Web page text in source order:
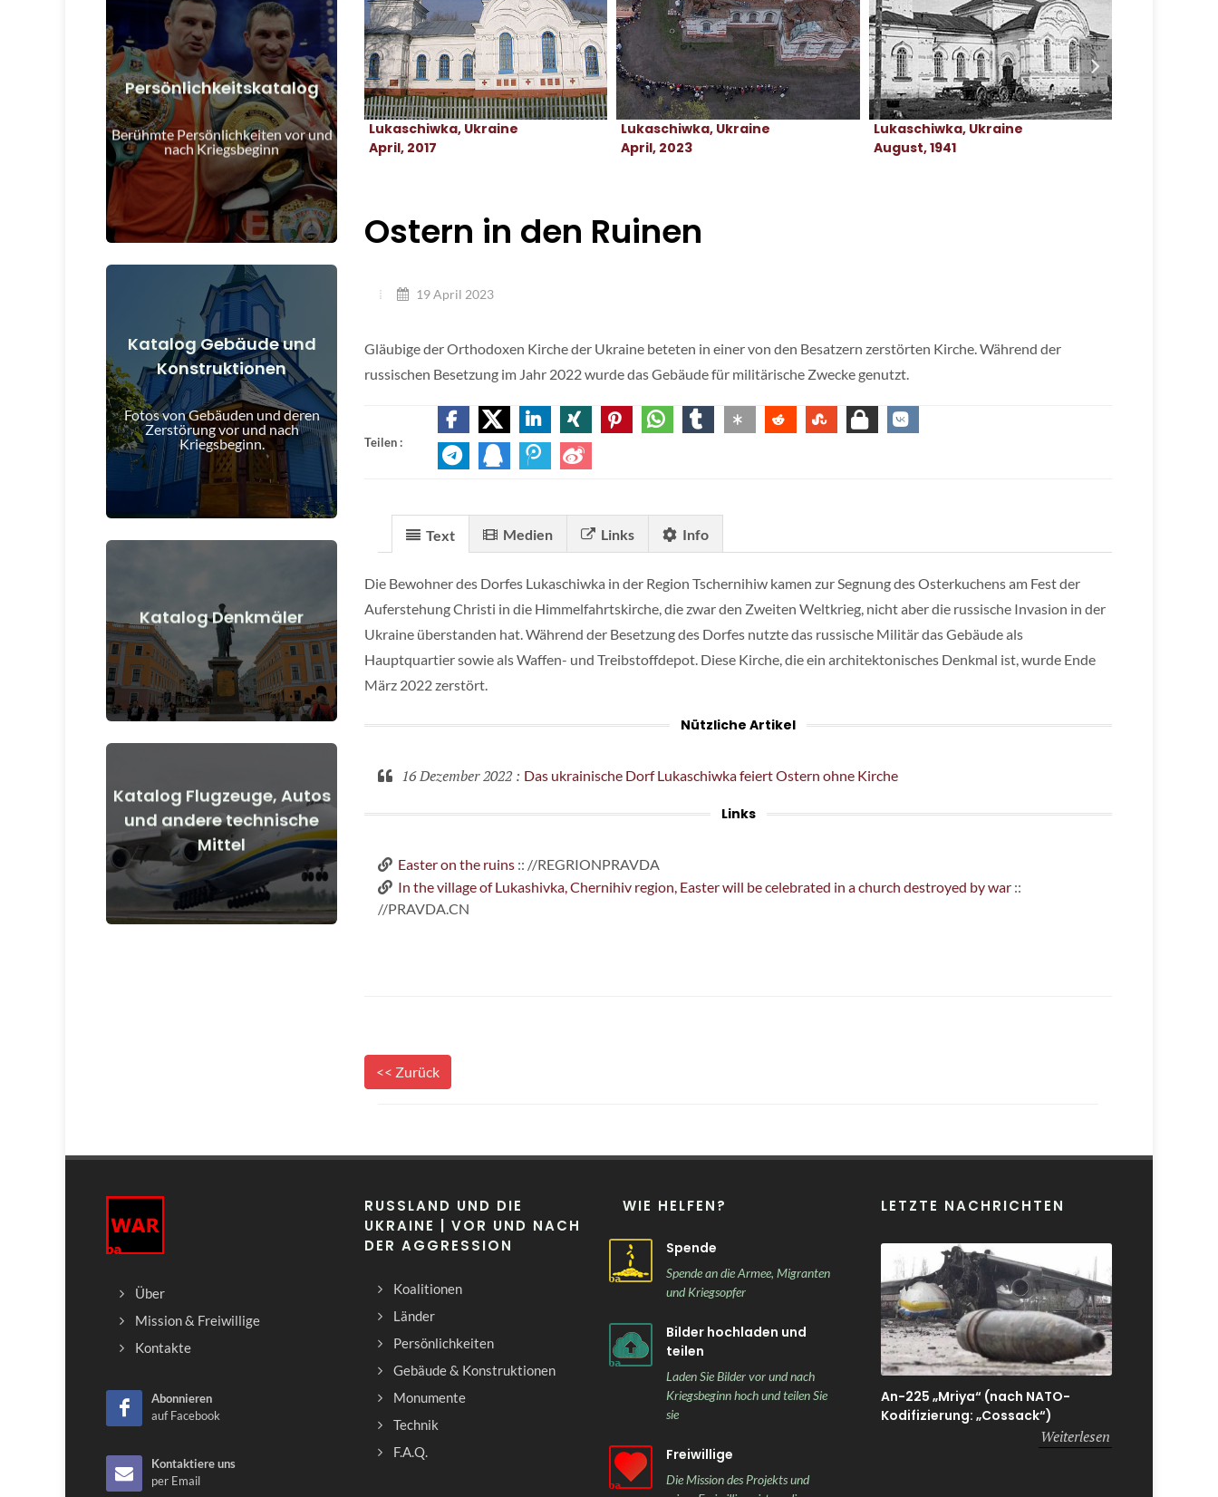
Persönlichkeitskatalog
Berühmte Persönlichkeiten vor und
nach Kriegsbeginn
Menschen vor und nach
Kriegsbeginn
Details anzeigen
Katalog Gebäude und
Konstruktionen
Fotos von Gebäuden und deren
Zerstörung vor und nach
Kriegsbeginn.
Gebäude, Bauwerke, Objekte vor
und nach Kriegsbeginn
Details anzeigen
Katalog Denkmäler
Denkmäler, Kunstwerke vor und
nach Kriegsbeginn
Details anzeigen
Katalog Flugzeuge, Autos
und andere technische
Mittel
Flugzeuge, Autos, technische Mittel
vor und nach Kriegsbeginn
Details anzeigen
Lukaschiwka, Ukraine
April, 2017
Lukaschiwka, Ukraine
April, 2023
Lukaschiwka, Ukraine
August, 1941
Ostern in den Ruinen
19 April 2023
Gläubige der Orthodoxen Kirche der Ukraine beteten in einer von den Besatzern zerstörten Kirche. Während der
russischen Besetzung im Jahr 2022 wurde das Gebäude für militärische Zwecke genutzt.
Teilen :
Text Medien Links Info
Die Bewohner des Dorfes Lukaschiwka in der Region Tschernihiw kamen zur Segnung des Osterkuchens am Fest der
Auferstehung Christi in die Himmelfahrtskirche, die zwar den Zweiten Weltkrieg, nicht aber die russische Invasion in der
Ukraine überstanden hat. Während der Besetzung des Dorfes nutzte das russische Militär das Gebäude als
Hauptquartier sowie als Waffen- und Treibstoffdepot. Diese Kirche, die ein architektonisches Denkmal ist, wurde Ende
März 2022 zerstört.
Nützliche Artikel
16 Dezember 2022: Das ukrainische Dorf Lukaschiwka feiert Ostern ohne Kirche
Links
Easter on the ruins :: //REGRIONPRAVDA
In the village of Lukashivka, Chernihiv region, Easter will be celebrated in a church destroyed by war ::
//PRAVDA.CN
<< Zurück
Über
Mission & Freiwillige
Kontakte
Abonnieren
auf Facebook
Kontaktiere uns
per Email
RUSSLAND UND DIE
UKRAINE | VOR UND NACH
DER AGGRESSION
Koalitionen
Länder
Persönlichkeiten
Gebäude & Konstruktionen
Monumente
Technik
F.A.Q.
WIE HELFEN?
Spende
Spende an die Armee, Migranten
und Kriegsopfer
Bilder hochladen und
teilen
Laden Sie Bilder vor und nach
Kriegsbeginn hoch und teilen Sie
sie
Freiwillige
Die Mission des Projekts und
LETZTE NACHRICHTEN
An-225 „Mriya“ (nach NATO-
Kodifizierung: „Cossack“)
Weiterlesen